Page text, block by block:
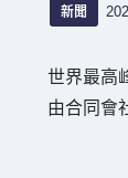
新聞
世界最高
由合同會